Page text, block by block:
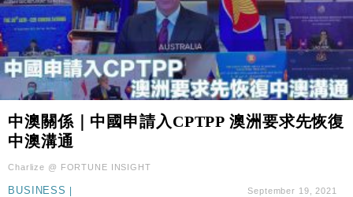
中澳關係｜中國申請入CPTPP 澳洲要求先恢復
中澳溝通
Charlize @ FORTUNE INSIGHT
BUSINESS | September 19, 2021